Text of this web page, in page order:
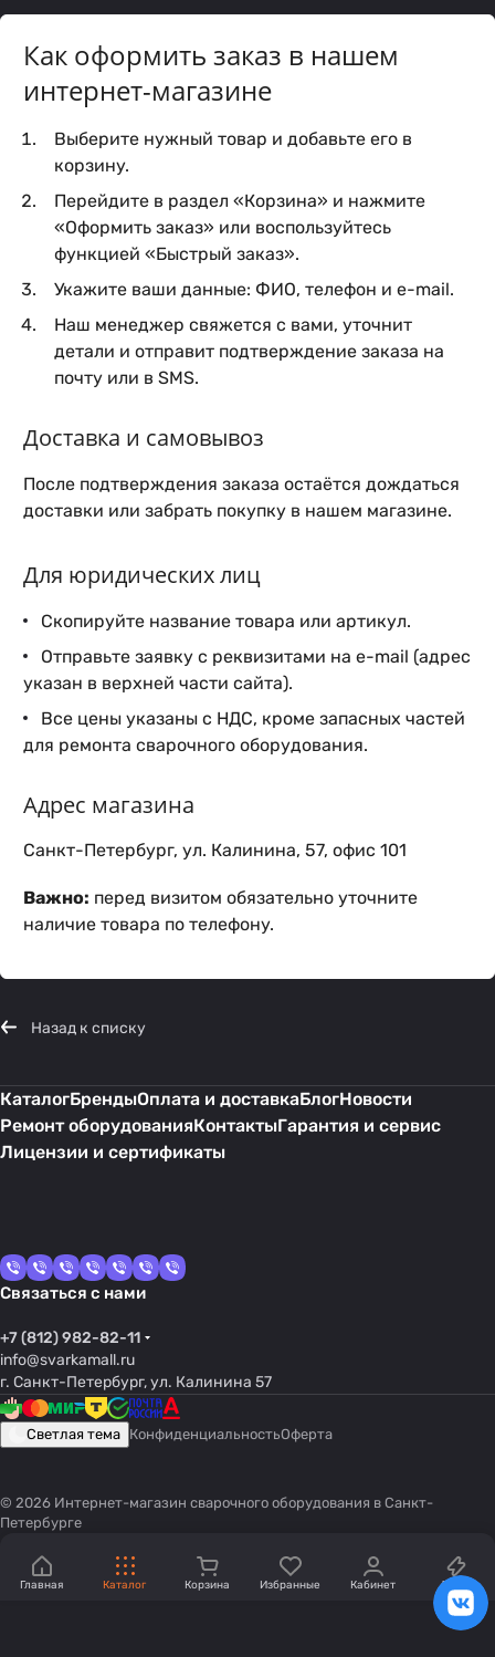
Как оформить заказ в нашем
интернет-магазине
Выберите нужный товар и добавьте его в
корзину.
Перейдите в раздел «Корзина» и нажмите
«Оформить заказ» или воспользуйтесь
функцией «Быстрый заказ».
Укажите ваши данные: ФИО, телефон и e-mail.
Наш менеджер свяжется с вами, уточнит
детали и отправит подтверждение заказа на
почту или в SMS.
Доставка и самовывоз
После подтверждения заказа остаётся дождаться
доставки или забрать покупку в нашем магазине.
Для юридических лиц
Скопируйте название товара или артикул.
Отправьте заявку с реквизитами на e-mail (адрес
указан в верхней части сайта).
Все цены указаны с НДС, кроме запасных частей
для ремонта сварочного оборудования.
Адрес магазина
Санкт-Петербург, ул. Калинина, 57, офис 101
Важно: перед визитом обязательно уточните
наличие товара по телефону.
Назад к списку
КаталогБрендыОплата и доставкаБлогНовости
Ремонт оборудованияКонтактыГарантия и сервис
Лицензии и сертификаты
Связаться с нами
+7 (812) 982-82-11
info@svarkamall.ru
г. Санкт-Петербург, ул. Калинина 57
Светлая тема КонфиденциальностьОферта
© 2026 Интернет-магазин сварочного оборудования в Санкт-
Петербурге
Главная Каталог Корзина Избранные Кабинет Акции